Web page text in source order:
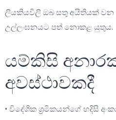
ලියකියවිලි ඔබ සතු අයිතියක්
උල්ලංඝනයට පත් නොකළ යුතුය.
යම්කිසි
අවස්ථාවකදී
• විදේශික ශ්‍රමිකයන්ගේ හදිසි